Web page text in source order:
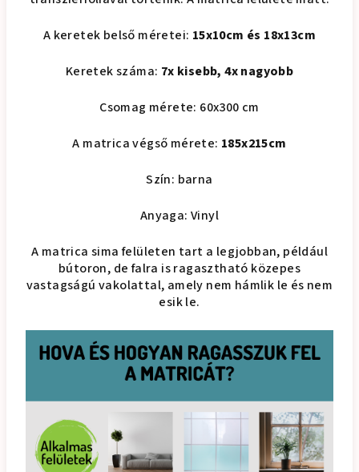
A keretek belső méretei: 15x10cm és 18x13cm
Keretek száma: 7x kisebb, 4x nagyobb
Csomag mérete: 60x300 cm
A matrica végső mérete: 185x215cm
Szín: barna
Anyaga: Vinyl
A matrica sima felületen tart a legjobban, például
bútoron, de falra is ragasztható közepes
vastagságú vakolattal, amely nem hámlik le és nem
esik le.